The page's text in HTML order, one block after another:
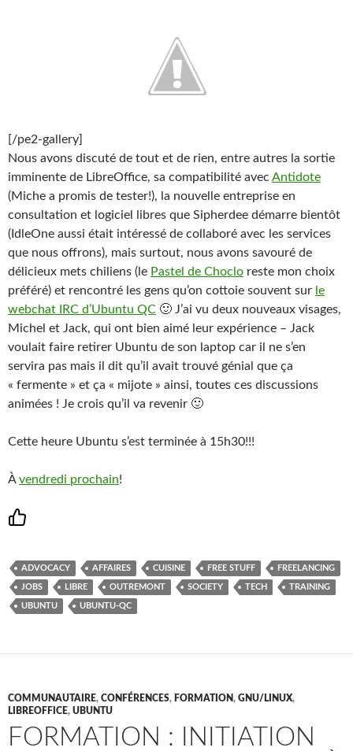
[/pe2-gallery]
Nous avons discuté de tout et de rien, entre autres la sortie
imminente de LibreOffice, sa compatibilité avec Antidote
(Miche a promis de tester!), la nouvelle entreprise en
consultation et logiciel libres que Sipherdee démarre bientôt
(IdleOne aussi était intéressé de collaboré avec les services
que nous offrons), mais surtout, nous avons savouré de
délicieux mets chiliens (le Pastel de Choclo reste mon choix
préféré) et rencontré les gens qu’on cottoie souvent sur le
webchat IRC d’Ubuntu QC 🙂 J’ai vu deux nouveaux visages,
Michel et Jack, qui ont bien aimé leur expérience – Jack
voulait faire retirer Ubuntu de son laptop car il ne s’en
servira pas mais il dit qu’il avait trouvé génial que ça
« fermente » et ça « mijote » ainsi, toutes ces discussions
animées ! Je crois qu’il va revenir 🙂
Cette heure Ubuntu s’est terminée à 15h30!!!
Àvendredi prochain!
ADVOCACY AFFAIRES CUISINE FREE STUFF FREELANCING
JOBS LIBRE OUTREMONT SOCIETY TECH TRAINING
UBUNTU UBUNTU-QC
COMMUNAUTAIRE, CONFÉRENCES, FORMATION, GNU/LINUX,
LIBREOFFICE, UBUNTU
FORMATION : INITIATION